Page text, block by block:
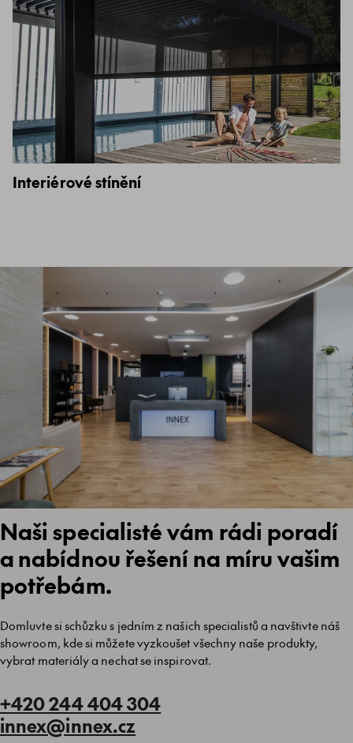
Interiérové stínění
Naši specialisté vám rádi poradí
a nabídnou řešení na míru vašim
potřebám.
Domluvte si schůzku s jedním z našich specialistů a navštivte náš
showroom, kde si můžete vyzkoušet všechny naše produkty,
vybrat materiály a nechat se inspirovat.
+420 244 404 304
innex@innex.cz